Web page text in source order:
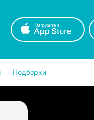
Подборки